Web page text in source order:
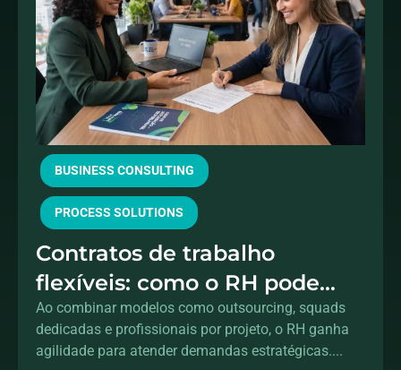
BUSINESS CONSULTING
PROCESS SOLUTIONS
Contratos de trabalho
flexíveis: como o RH pode
acelerar a transformação
digital sem aumentar o
Ao combinar modelos como outsourcing, squads
dedicadas e profissionais por projeto, o RH ganha
agilidade para atender demandas estratégicas....